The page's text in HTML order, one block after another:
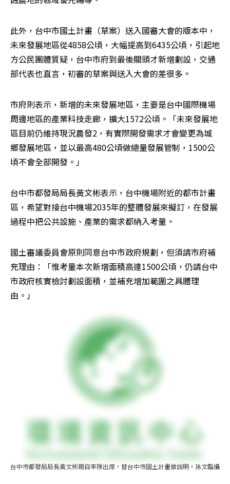
此外，台中市國土計畫（草案）送入國審大會的版本中，
未來發展地區從4858公頃，大幅提高到6435公頃，引起地
方公民團體質疑，台中市府到最後關頭才新增劃設，交通
部代表也直言，初審的草案與送入大會的差很多。
市府則表示，新增的未來發展地區，主要是台中國際機場
周邊地區的產業科技走廊，擴大1572公頃。「未來發展地
區目前仍維持現況農發2，有實際開發需求才會變更為城
鄉發展地區，並以最高480公頃做總量發展管制，1500公
頃不會全部開發。」
台中市都發局局長黃文彬表示，台中機場附近的都市計畫
區，希望對接台中機場2035年的整體發展來擬訂，在發展
過程中把公共設施、產業的需求都納入考量。
國土審議委員會原則同意台中市政府規劃，但須請市府補
充理由：「惟考量本次新增面積高達1500公頃，仍請台中
市政府核實檢討劃設面積，並補充增加範圍之具體理
由。」
台中市都發局局長黃文彬親自率隊出席，替台中市國土計畫做說明。孫文臨攝